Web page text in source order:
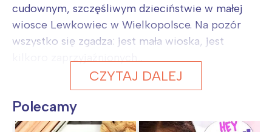
cudownym, szczęśliwym dzieciństwie w małej
wiosce Lewkowiec w Wielkopolsce. Na pozór
wszystko się zgadza: jest mała wioska, jest
CZYTAJ DALEJ
Polecamy